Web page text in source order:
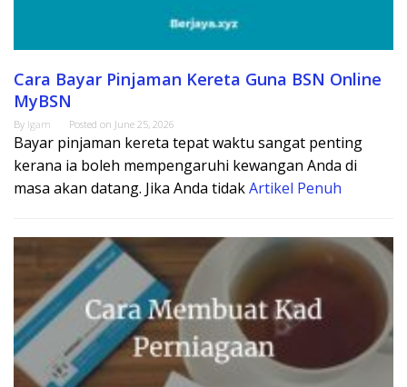
Cara Bayar Pinjaman Kereta Guna BSN Online
MyBSN
By Igam Posted on June 25, 2026
Bayar pinjaman kereta tepat waktu sangat penting
kerana ia boleh mempengaruhi kewangan Anda di
masa akan datang. Jika Anda tidakArtikel Penuh